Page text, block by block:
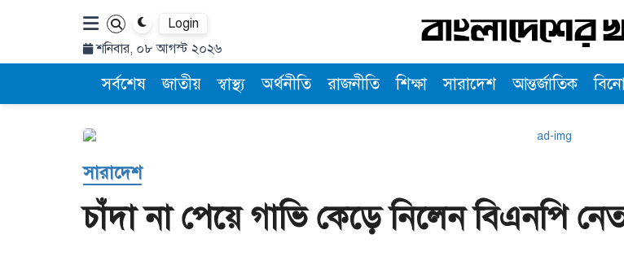
Login
শনিবার, ০৮ আগস্ট ২০২৬
সর্বশেষ জাতীয় স্বাস্থ্য অর্থনীতি রাজনীতি শিক্ষা সারাদেশ আন্তর্জাতিক
সারাদেশ
চাঁদা না পেয়ে গাভি কেড়ে নিলেন বিএনপি